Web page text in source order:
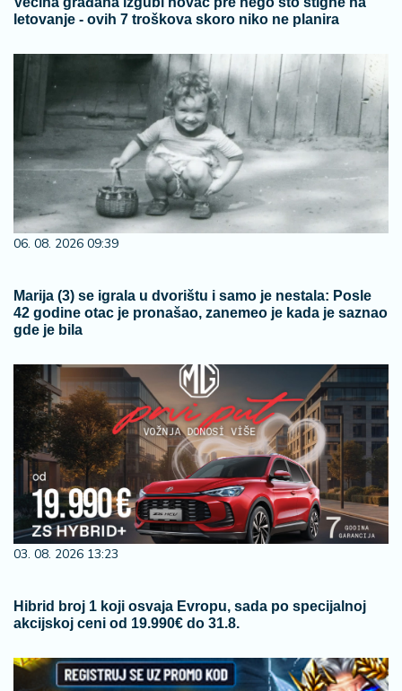
letovanje - ovih 7 troškova skoro niko ne planira
06. 08. 2026 09:39
Marija (3) se igrala u dvorištu i samo je nestala: Posle
42 godine otac je pronašao, zanemeo je kada je saznao
gde je bila
03. 08. 2026 13:23
Hibrid broj 1 koji osvaja Evropu, sada po specijalnoj
akcijskoj ceni od 19.990€ do 31.8.